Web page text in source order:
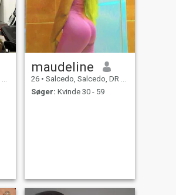
maudeline
26 • Salcedo, Salcedo, DR Dominikanske
Søger: Kvinde 30 - 59